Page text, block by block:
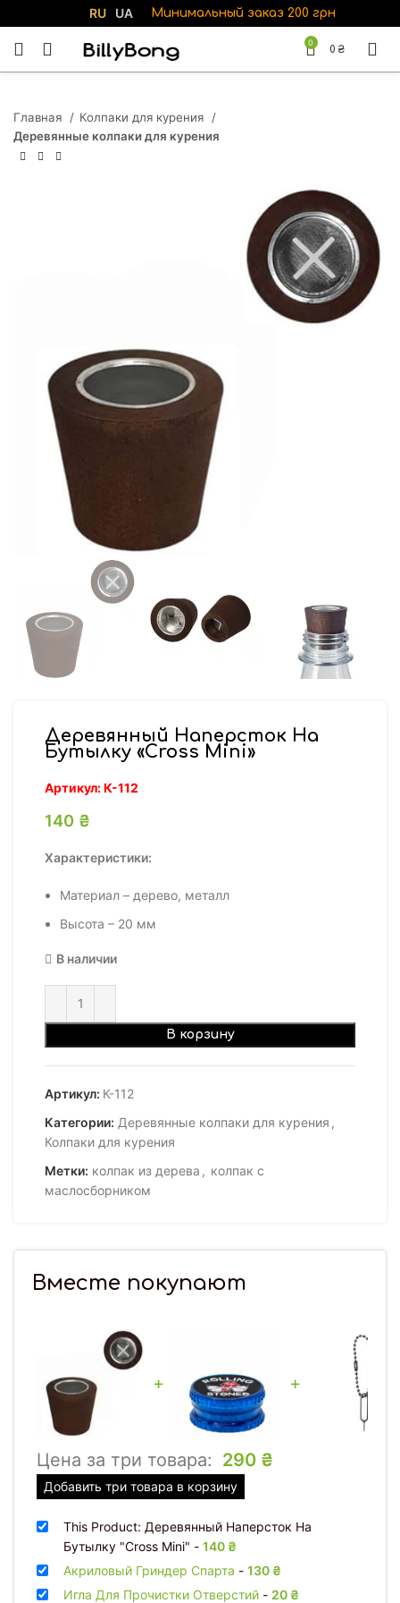
RU UA Минимальный заказ 200 грн
0
0 ₴
Главная
Колпаки для курения
Деревянные колпаки для курения
Деревянный Наперсток На
Бутылку «Cross Mini»
Артикул:К-112
140 ₴
Характеристики:
Материал – дерево, металл
Высота – 20 мм
В наличии
В корзину
Артикул: К-112
Категории: Деревянные колпаки для курения ,
Колпаки для курения
Метки: колпак из дерева , колпак с
маслосборником
Вместе покупают
+ +
Цена за три товара: 290 ₴
Добавить три товара в корзину
This Product: Деревянный Наперсток На
Бутылку "Cross Mini" - 140 ₴
Акриловый Гриндер Спарта - 130 ₴
Игла Для Прочистки Отверстий - 20 ₴